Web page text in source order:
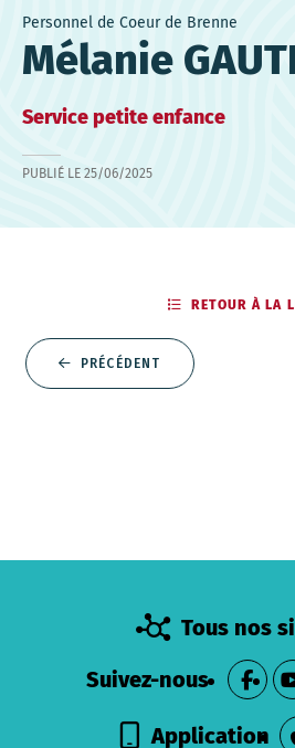
Personnel de Coeur de Brenne
Mélanie
Service petite enfance
PUBLIÉ LE 25/06/2025
PRÉCÉDENT
RETOUR À LA
Tous nos
Suivez-nous
Application